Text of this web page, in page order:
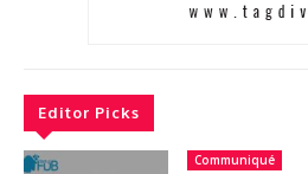
Editor Picks
Communiqué